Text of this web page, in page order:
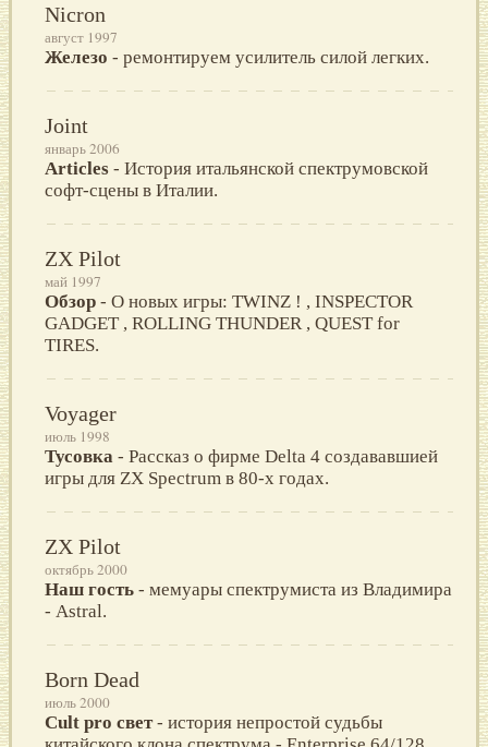
Nicron
август 1997
Железо - ремонтируем усилитель силой легких.
Joint
январь 2006
Articles - История итальянской спектрумовской
софт-сцены в Италии.
ZX Pilot
май 1997
Обзор - О новых игры: TWINZ ! , INSPECTOR
GADGET , ROLLING THUNDER , QUEST for
TIRES.
Voyager
июль 1998
Тусовка - Рассказ о фирме Delta 4 создававшией
игры для ZX Spectrum в 80-х годах.
ZX Pilot
октябрь 2000
Наш гость - мемуары спектрумиста из Владимира
- Astral.
Born Dead
июль 2000
Cult pro свет- история непростой судьбы